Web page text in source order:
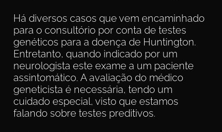
Há diversos casos que vem encaminhado
para o consultório por conta de testes
genéticos para a doença de Huntington.
Entretanto, quando indicado por um
neurologista este exame a um paciente
assintomático. A avaliação do médico
geneticista é necessária, tendo um
cuidado especial, visto que estamos
falando sobre testes preditivos.